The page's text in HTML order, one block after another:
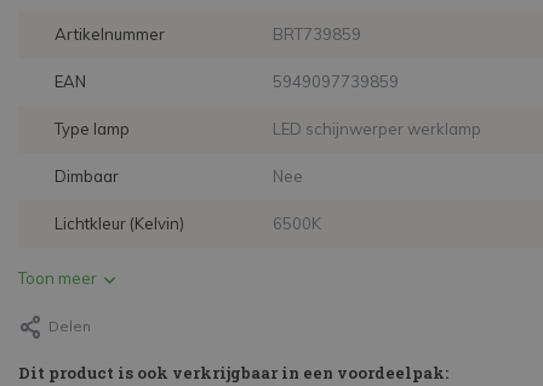
Artikelnummer BRT739859
EAN 5949097739859
Type lamp LED schijnwerper werklamp
Dimbaar Nee
Lichtkleur (Kelvin) 6500K
Toon meer
Delen
Dit product is ook verkrijgbaar in een voordeelpak: